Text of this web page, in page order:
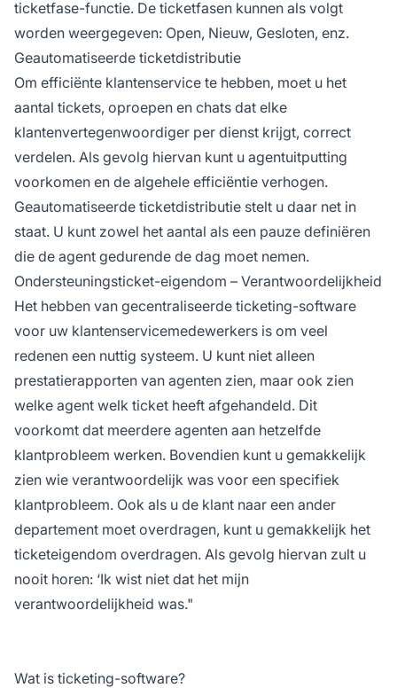
ticketfase-functie. De ticketfasen kunnen als volgt
worden weergegeven: Open, Nieuw, Gesloten, enz.
Geautomatiseerde ticketdistributie
Om efficiënte klantenservice te hebben, moet u het
aantal tickets, oproepen en chats dat elke
klantenvertegenwoordiger per dienst krijgt, correct
verdelen. Als gevolg hiervan kunt u agentuitputting
voorkomen en de algehele efficiëntie verhogen.
Geautomatiseerde ticketdistributie stelt u daar net in
staat. U kunt zowel het aantal als een pauze definiëren
die de agent gedurende de dag moet nemen.
Ondersteuningsticket-eigendom – Verantwoordelijkheid
Het hebben van gecentraliseerde ticketing-software
voor uw klantenservicemedewerkers is om veel
redenen een nuttig systeem. U kunt niet alleen
prestatierapporten van agenten zien, maar ook zien
welke agent welk ticket heeft afgehandeld. Dit
voorkomt dat meerdere agenten aan hetzelfde
klantprobleem werken. Bovendien kunt u gemakkelijk
zien wie verantwoordelijk was voor een specifiek
klantprobleem. Ook als u de klant naar een ander
departement moet overdragen, kunt u gemakkelijk het
ticketeigendom overdragen. Als gevolg hiervan zult u
nooit horen: ‘Ik wist niet dat het mijn
verantwoordelijkheid was."
Wat is ticketing-software?